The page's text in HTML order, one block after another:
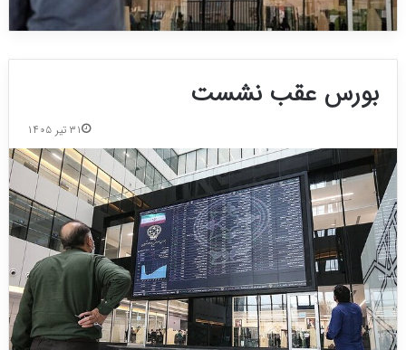
بورس عقب نشست
۳۱ تیر ۱۴۰۵